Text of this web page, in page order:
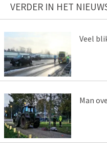
VERDER IN HET
Veel
Man